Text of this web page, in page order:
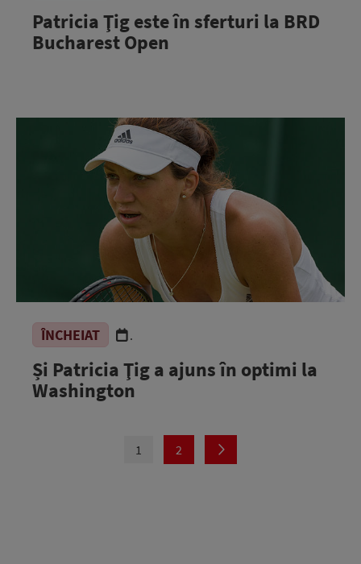
Patricia Ţig este în sferturi la BRD
Bucharest Open
ÎNCHEIAT .
Și Patricia Ţig a ajuns în optimi la
Washington
1 2